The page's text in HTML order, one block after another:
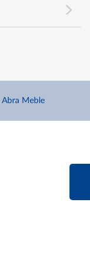
Abra Meble